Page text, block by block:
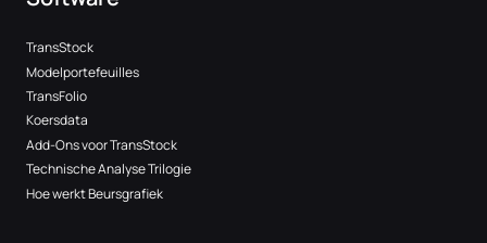
TransStock
Modelportefeuilles
TransFolio
Koersdata
Add-Ons voor TransStock
Technische Analyse Trilogie
Hoe werkt Beursgrafiek